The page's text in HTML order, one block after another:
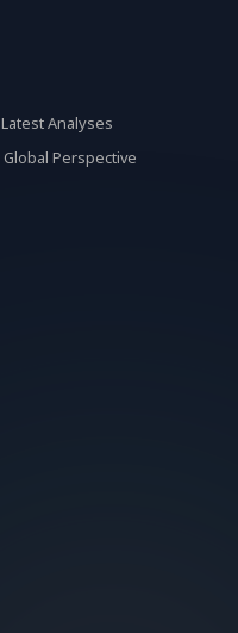
Latest Analyses
Global Perspective